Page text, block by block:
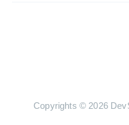
Copyrights © 2026